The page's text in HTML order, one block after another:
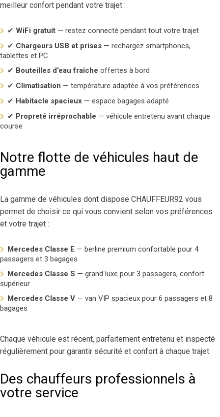
meilleur confort pendant votre trajet :
✔ WiFi gratuit — restez connecté pendant tout votre trajet
✔ Chargeurs USB et prises — rechargez smartphones,
tablettes et PC
✔ Bouteilles d’eau fraîche offertes à bord
✔ Climatisation — température adaptée à vos préférences
✔ Habitacle spacieux — espace bagages adapté
✔ Propreté irréprochable — véhicule entretenu avant chaque
course
Notre flotte de véhicules haut de
gamme
La gamme de véhicules dont dispose CHAUFFEUR92 vous
permet de choisir ce qui vous convient selon vos préférences
et votre trajet :
Mercedes Classe E — berline premium confortable pour 4
passagers et 3 bagages
Mercedes Classe S — grand luxe pour 3 passagers, confort
supérieur
Mercedes Classe V — van VIP spacieux pour 6 passagers et 8
bagages
Chaque véhicule est récent, parfaitement entretenu et inspecté
régulièrement pour garantir sécurité et confort à chaque trajet.
Des chauffeurs professionnels à
votre service